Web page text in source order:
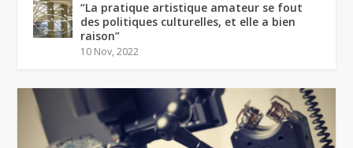
“La pratique artistique amateur se fout
des politiques culturelles, et elle a bien
raison”
10 Nov, 2022